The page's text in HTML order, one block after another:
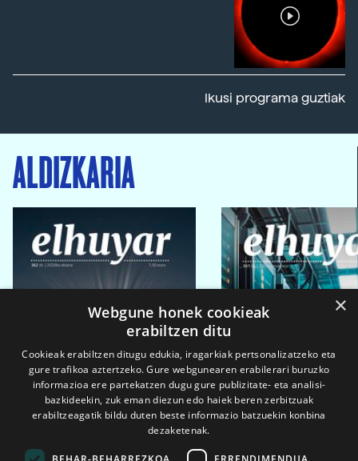
Ikusi programa guztiak
ALDIZKARIA
×
Webgune honek cookieak
erabiltzen ditu
Cookieak erabiltzen ditugu edukia, iragarkiak pertsonalizatzeko eta
gure trafikoa aztertzeko. Gure webgunearen erabilerari buruzko
informazioa ere partekatzen dugu gure publizitate- eta analisi-
bazkideekin, zuk eman diezun edo haiek beren zerbitzuak
erabiltzeagatik bildu duten beste informazio batzuekin konbina
dezaketenak.